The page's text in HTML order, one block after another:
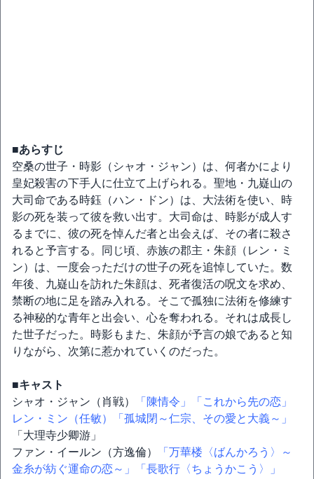
■あらすじ
空桑の世子・時影（シャオ・ジャン）は、何者かにより
皇妃殺害の下手人に仕立て上げられる。聖地・九嶷山の
大司命である時鈺（ハン・ドン）は、大法術を使い、時
影の死を装って彼を救い出す。大司命は、時影が成人す
るまでに、彼の死を悼んだ者と出会えば、その者に殺さ
れると予言する。同じ頃、赤族の郡主・朱顔（レン・ミ
ン）は、一度会っただけの世子の死を追悼していた。数
年後、九嶷山を訪れた朱顔は、死者復活の呪文を求め、
禁断の地に足を踏み入れる。そこで孤独に法術を修練す
る神秘的な青年と出会い、心を奪われる。それは成長し
た世子だった。時影もまた、朱顔が予言の娘であると知
りながら、次第に惹かれていくのだった。
■キャスト
シャオ・ジャン（肖戦）
「陳情令」
「これから先の恋」
レン・ミン（任敏）
「孤城閉～仁宗、その愛と大義～」
「大理寺少卿游」
ファン・イールン（方逸倫）
「万華楼〈ばんかろう〉～
金糸が紡ぐ運命の恋～」
「長歌行〈ちょうかこう〉」